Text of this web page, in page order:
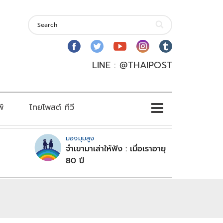
LINE : @THAIPOST
ไทยโพสต์ ทีวี
มองมุมสูง
จำเขามาเล่าให้ฟัง : เมื่อเราอายุ
80 ปี